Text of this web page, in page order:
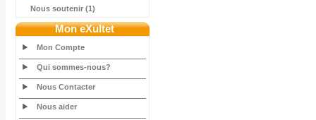
Nous soutenir (1)
Mon eXultet
Mon Compte
Qui sommes-nous?
Nous Contacter
Nous aider